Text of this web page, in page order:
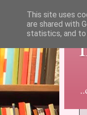
This site uses
are shared with
statistics, and to